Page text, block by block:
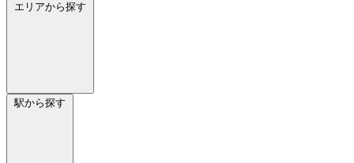
エリアから探す
駅から探す